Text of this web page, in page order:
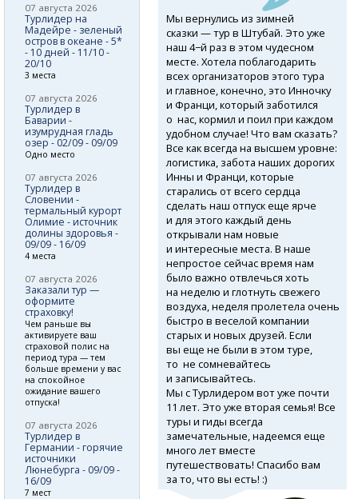
Мы вернулись из зимней
сказки — тур в Штубай. Это уже
наш 4−й раз в этом чудесном
месте. Хотела поблагодарить
всех организаторов этого тура
и главное, конечно, это Инночку
и Франци, который заботился
о нас, кормил и поил при каждом
удобном случае! Что вам сказать?
Все как всегда на высшем уровне:
логистика, забота наших дорогих
Инны и Франци, которые
старались от всего сердца
сделать наш отпуск еще ярче
и для этого каждый день
открывали нам новые
и интересные места. В наше
непростое сейчас время нам
было важно отвлечься хоть
на неделю и глотнуть свежего
воздуха, неделя пролетела очень
быстро в веселой компании
старых и новых друзей. Если
вы еще не были в этом туре,
то не сомневайтесь
и записывайтесь.
Мы с Турлидером вот уже почти
11 лет. Это уже вторая семья! Все
туры и гиды всегда
замечательные, надеемся еще
много лет вместе
путешествовать! Спасибо вам
за то, что вы есть! :)
07 августа 2026
Турлидер на
Мадейре - зеленый
остров в океане - 5*
- 10 дней - 11/10 -
20/10
3 места
07 августа 2026
Турлидер в
Баварии -
изумрудная гладь
озер - 02/09 - 09/09
Одно место
07 августа 2026
Турлидер в
Словении -
термальный курорт
Олимие - источник
долины здоровья -
09/09 - 16/09
4 места
07 августа 2026
Заказали тур —
оформите
страховку!
Чем раньше вы
активируете ваш
страховой полис на
период тура — тем
больше времени у вас
на спокойное
ожидание вашего
отпуска!
07 августа 2026
Турлидер в
Германии - горячие
источники
Люнебурга - 09/09 -
16/09
7 мест